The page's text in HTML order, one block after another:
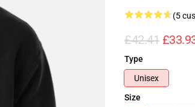
(5
£42.41
Type
Unisex
Size